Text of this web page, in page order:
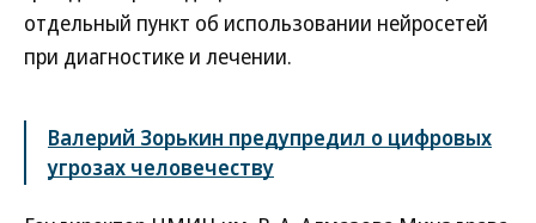
отдельный пункт об использовании нейросетей
при диагностике и лечении.
Валерий Зорькин предупредил о цифровых
угрозах человечеству